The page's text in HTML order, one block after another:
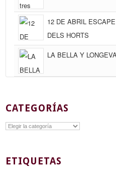
12 DE ABRIL
DELS HORTS
LA BELLA Y
CATEGORÍAS
Categorías
ETIQUETAS